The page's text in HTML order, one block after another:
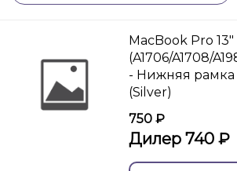
MacBook Pro 13"
(A1706/A1708/
- Нижняя
(Silver)
750 ₽
Дилер 740 ₽